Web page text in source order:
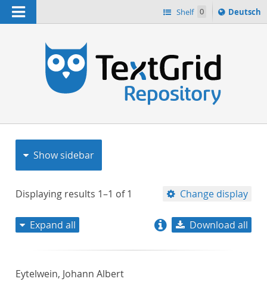
Navigation Shelf 0
Sprache
ï¿½ndern
Deutsch
Show sidebar
Displaying results 1–1 of1 Change display
Expand all Download all
Eytelwein, Johann Albert